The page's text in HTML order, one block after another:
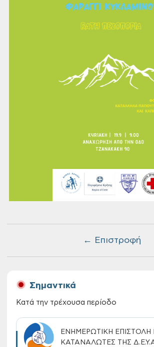
← Επιστροφή
Σημαντικά
Κατά την τρέχουσα περίοδο
ΕΝΗΜΕΡΩΤΙΚΗ ΕΠΙΣΤΟΛΗ
ΚΑΤΑΝΑΛΩΤΕΣ ΤΗΣ